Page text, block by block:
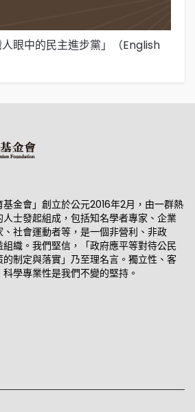
眼中的民主進步黨」（English
基金會」創立於公元2016年2月，由一群熱
士發起組成，包括知名學者專家、企業
社會運動者等，是一個非營利、非政
織。我們堅信，「政府應平等對待公民
制定與落實」乃至理名言。獨立性、客
學專業性是我們不變的堅持。